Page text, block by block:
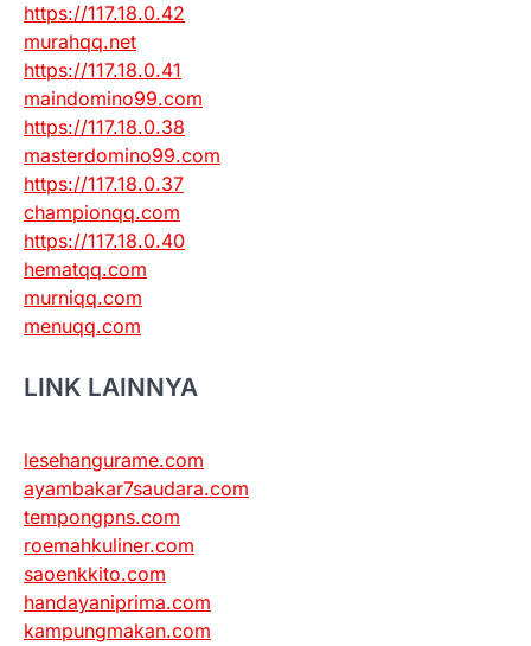
https://117.18.0.42
murahqq.net
https://117.18.0.41
maindomino99.com
https://117.18.0.38
masterdomino99.com
https://117.18.0.37
championqq.com
https://117.18.0.40
hematqq.com
murniqq.com
menuqq.com
LINK LAINNYA
lesehangurame.com
ayambakar7saudara.com
tempongpns.com
roemahkuliner.com
saoenkkito.com
handayaniprima.com
kampungmakan.com